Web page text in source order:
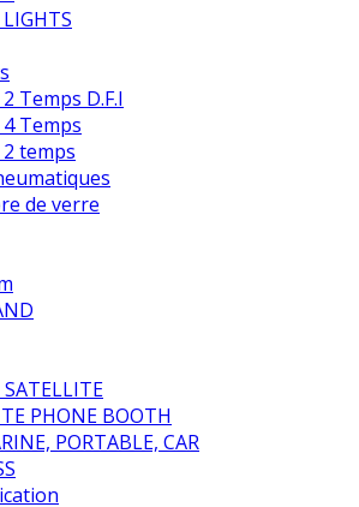
LIGHTS
Temps D.F.I
Temps
temps
de verre
PHONE BOOTH
PORTABLE, CAR